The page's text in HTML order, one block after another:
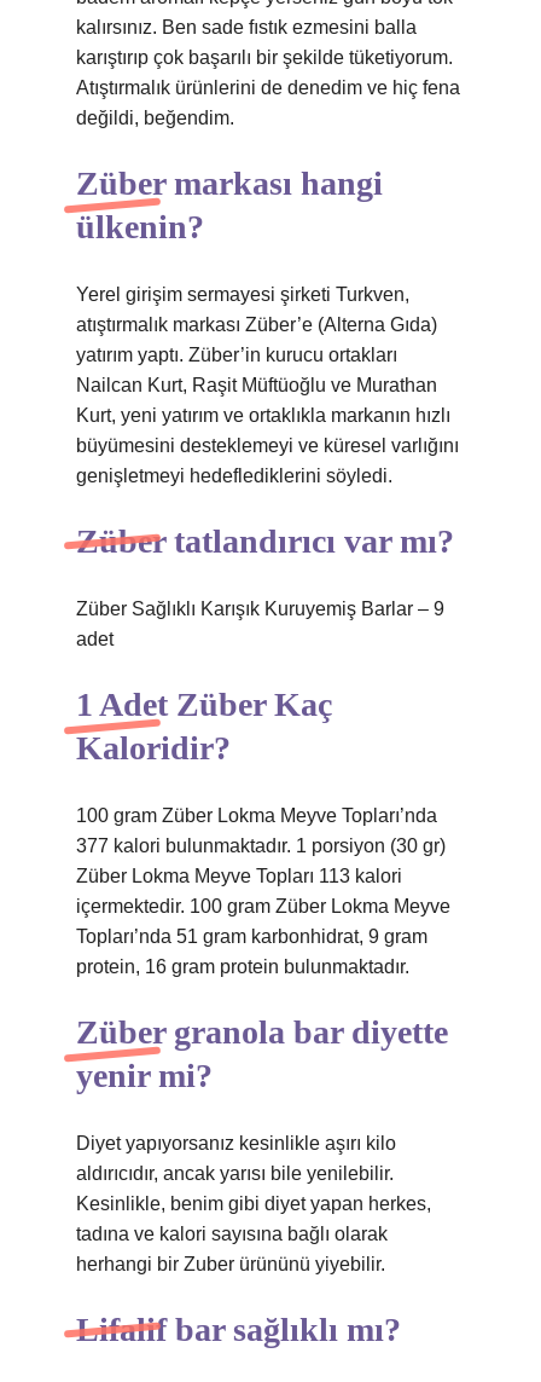
kalırsınız. Ben sade fıstık ezmesini balla
karıştırıp çok başarılı bir şekilde tüketiyorum.
Atıştırmalık ürünlerini de denedim ve hiç fena
değildi, beğendim.
Züber markası hangi
ülkenin?
Yerel girişim sermayesi şirketi Turkven,
atıştırmalık markası Züber’e (Alterna Gıda)
yatırım yaptı. Züber’in kurucu ortakları
Nailcan Kurt, Raşit Müftüoğlu ve Murathan
Kurt, yeni yatırım ve ortaklıkla markanın hızlı
büyümesini desteklemeyi ve küresel varlığını
genişletmeyi hedeflediklerini söyledi.
Züber tatlandırıcı var mı?
Züber Sağlıklı Karışık Kuruyemiş Barlar – 9
adet
1 Adet Züber Kaç
Kaloridir?
100 gram Züber Lokma Meyve Topları’nda
377 kalori bulunmaktadır. 1 porsiyon (30 gr)
Züber Lokma Meyve Topları 113 kalori
içermektedir. 100 gram Züber Lokma Meyve
Topları’nda 51 gram karbonhidrat, 9 gram
protein, 16 gram protein bulunmaktadır.
Züber granola bar diyette
yenir mi?
Diyet yapıyorsanız kesinlikle aşırı kilo
aldırıcıdır, ancak yarısı bile yenilebilir.
Kesinlikle, benim gibi diyet yapan herkes,
tadına ve kalori sayısına bağlı olarak
herhangi bir Zuber ürününü yiyebilir.
Lifalif bar sağlıklı mı?